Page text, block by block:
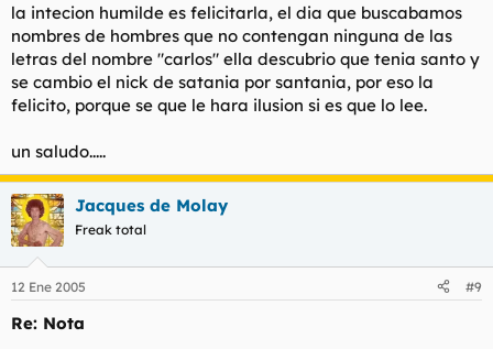
la intecion humilde es felicitarla, el dia que buscabamos
nombres de hombres que no contengan ninguna de las
letras del nombre "carlos" ella descubrio que tenia santo y
se cambio el nick de satania por santania, por eso la
felicito, porque se que le hara ilusion si es que lo lee.
un saludo.....
Jacques de Molay
Freak total
12 Ene 2005 #9
Re: Nota